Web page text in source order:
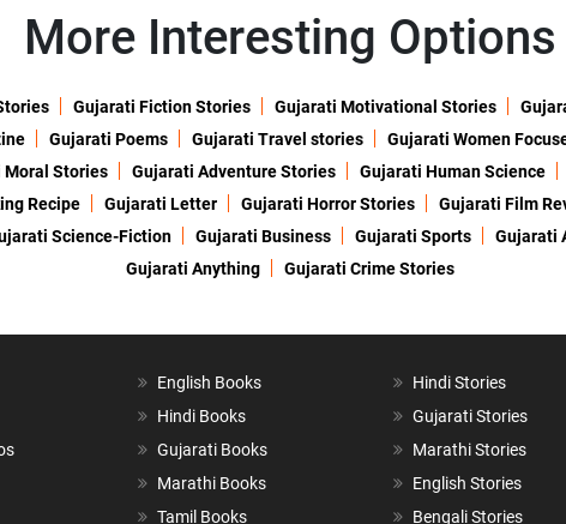
More Interesting Options
Gujarati Fiction Stories Gujarati Motivational Stories
Gujarati Poems Gujarati Travel stories Gujarati Women
Moral Stories Gujarati Adventure Stories Gujarati Human Science
Recipe Gujarati Letter Gujarati Horror Stories Gujarati Film
Science-Fiction Gujarati Business Gujarati Sports Gujarati
Gujarati Anything
Gujarati Crime Stories
English Books
Hindi Books
Gujarati Books
Marathi Books
Tamil Books
Hindi Stories
Gujarati Stories
Marathi Stories
English Stories
Bengali Stories